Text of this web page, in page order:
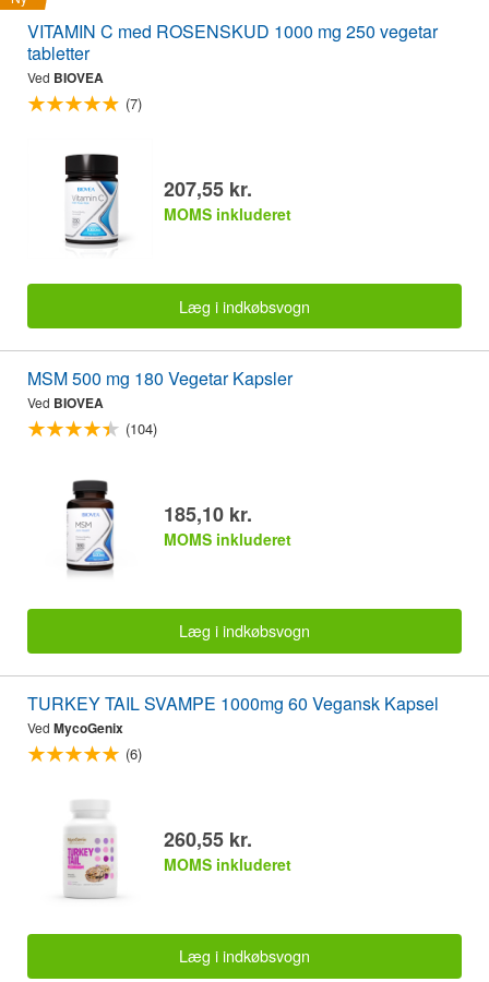
VITAMIN C med ROSENSKUD 1000 mg 250 vegetar
tabletter
Ved BIOVEA
(7)
207,55 kr.
MOMS inkluderet
Læg i indkøbsvogn
MSM 500 mg 180 Vegetar Kapsler
Ved BIOVEA
(104)
185,10 kr.
MOMS inkluderet
Læg i indkøbsvogn
TURKEY TAIL SVAMPE 1000mg 60 Vegansk Kapsel
Ved MycoGenix
(6)
260,55 kr.
MOMS inkluderet
Læg i indkøbsvogn